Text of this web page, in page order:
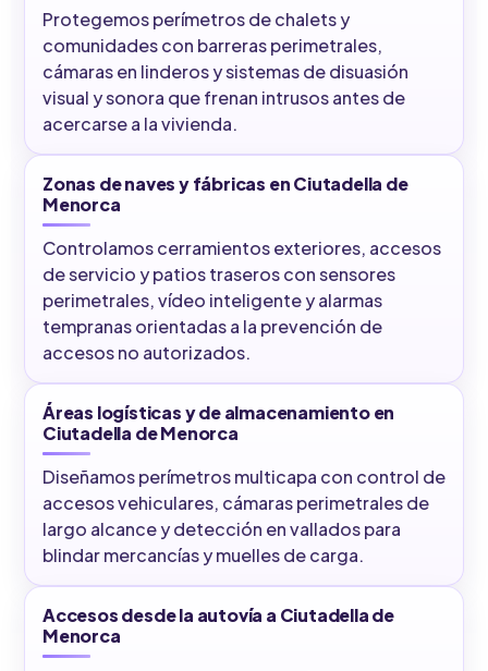
Protegemos perímetros de chalets y
comunidades con barreras perimetrales,
cámaras en linderos y sistemas de disuasión
visual y sonora que frenan intrusos antes de
acercarse a la vivienda.
Zonas de naves y fábricas en Ciutadella de
Menorca
Controlamos cerramientos exteriores, accesos
de servicio y patios traseros con sensores
perimetrales, vídeo inteligente y alarmas
tempranas orientadas a la prevención de
accesos no autorizados.
Áreas logísticas y de almacenamiento en
Ciutadella de Menorca
Diseñamos perímetros multicapa con control de
accesos vehiculares, cámaras perimetrales de
largo alcance y detección en vallados para
blindar mercancías y muelles de carga.
Accesos desde la autovía a Ciutadella de
Menorca